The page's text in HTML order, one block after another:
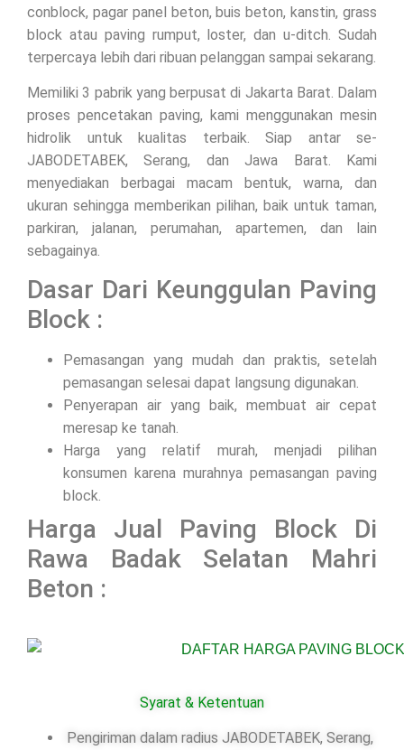
conblock, pagar panel beton, buis beton, kanstin, grass
block atau paving rumput, loster, dan u-ditch. Sudah
terpercaya lebih dari ribuan pelanggan sampai sekarang.
Memiliki 3 pabrik yang berpusat di Jakarta Barat. Dalam
proses pencetakan paving, kami menggunakan mesin
hidrolik untuk kualitas terbaik. Siap antar se-
JABODETABEK, Serang, dan Jawa Barat. Kami
menyediakan berbagai macam bentuk, warna, dan
ukuran sehingga memberikan pilihan, baik untuk taman,
parkiran, jalanan, perumahan, apartemen, dan lain
sebagainya.
Dasar Dari Keunggulan Paving
Block :
Pemasangan yang mudah dan praktis, setelah
pemasangan selesai dapat langsung digunakan.
Penyerapan air yang baik, membuat air cepat
meresap ke tanah.
Harga yang relatif murah, menjadi pilihan
konsumen karena murahnya pemasangan paving
block.
Harga Jual Paving Block Di
Rawa Badak Selatan Mahri
Beton :
Syarat & Ketentuan
Pengiriman dalam radius JABODETABEK, Serang,